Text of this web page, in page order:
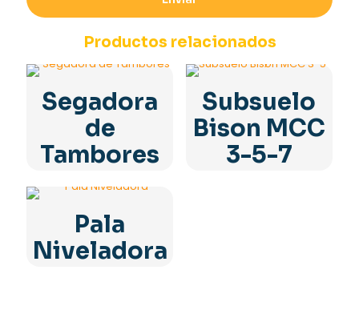
Productos relacionados
Segadora
de
Tambores
Subsuelo
Bison MCC
3-5-7
Pala
Niveladora